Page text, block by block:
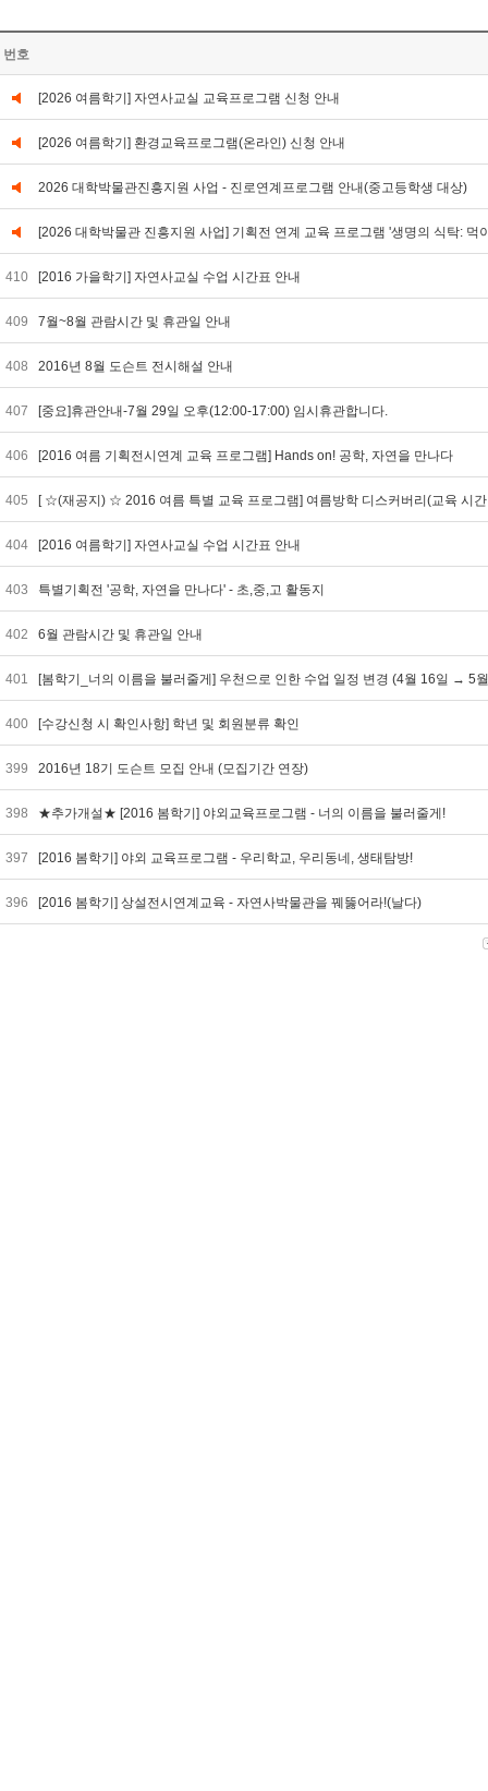
번호
[2026 여름학기] 자연사교실 교육프로그램 신청 안내
[2026 여름학기] 환경교육프로그램(온라인) 신청 안내
2026 대학박물관진흥지원 사업 - 진로연계프로그램 안내(중고등학생 대상)
[2026 대학박물관 진흥지원 사업] 기획전 연계 교육 프로그램 '생명의 식탁: 먹
410 [2016 가을학기] 자연사교실 수업 시간표 안내
409 7월~8월 관람시간 및 휴관일 안내
408 2016년 8월 도슨트 전시해설 안내
407 [중요]휴관안내-7월 29일 오후(12:00-17:00) 임시휴관합니다.
406 [2016 여름 기획전시연계 교육 프로그램] Hands on! 공학, 자연을 만나다
405 [ ☆(재공지) ☆ 2016 여름 특별 교육 프로그램] 여름방학 디스커버리(교육 시
404 [2016 여름학기] 자연사교실 수업 시간표 안내
403 특별기획전 '공학, 자연을 만나다' - 초,중,고 활동지
402 6월 관람시간 및 휴관일 안내
401 [봄학기_너의 이름을 불러줄게] 우천으로 인한 수업 일정 변경 (4월 16일 → 5
400 [수강신청 시 확인사항] 학년 및 회원분류 확인
399 2016년 18기 도슨트 모집 안내 (모집기간 연장)
398 ★추가개설★ [2016 봄학기] 야외교육프로그램 - 너의 이름을 불러줄게!
397 [2016 봄학기] 야외 교육프로그램 - 우리학교, 우리동네, 생태탐방!
396 [2016 봄학기] 상설전시연계교육 - 자연사박물관을 꿰뚫어라!(날다)